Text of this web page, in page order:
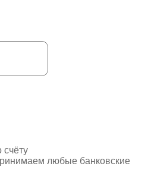
счёту
любые банковские